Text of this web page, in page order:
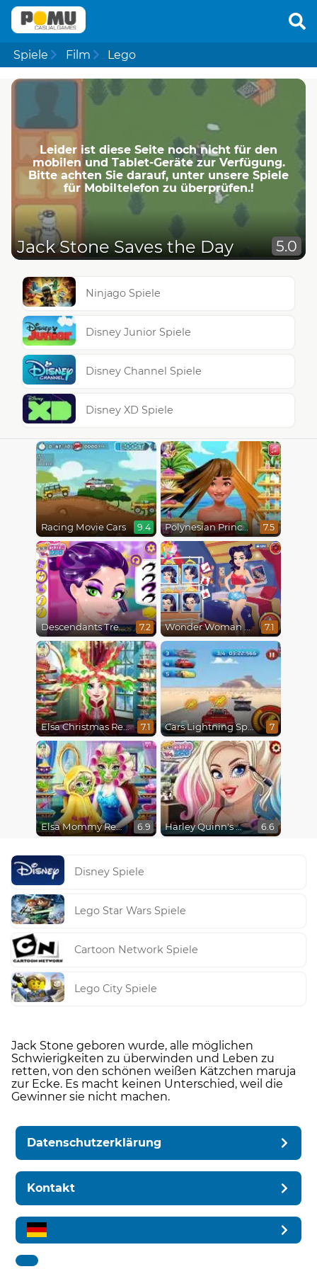
Spiele Film Lego
Leider ist diese Seite noch nicht für den
mobilen und Tablet-Geräte zur Verfügung.
Bitte achten Sie darauf, unter unsere Spiele
für Mobiltelefon zu überprüfen.!
Jack Stone Saves the Day 5.0
Ninjago Spiele
Disney Junior Spiele
Disney Channel Spiele
Disney XD Spiele
Racing Movie Cars 9.4 Polynesian Princess Real Haircuts 7.5
Descendants Trendsetters 7.2 Wonder Woman Fashion Event 7.1
Elsa Christmas Real Haircuts 7.1 Cars Lightning Speed 7
Elsa Mommy Real Makeover 6.9 Harley Quinn's Modern Makeover 6.6
Disney Spiele
Lego Star Wars Spiele
Cartoon Network Spiele
Lego City Spiele
Jack Stone geboren wurde, alle möglichen
Schwierigkeiten zu überwinden und Leben zu
retten, von den schönen weißen Kätzchen maruja
zur Ecke. Es macht keinen Unterschied, weil die
Gewinner sie nicht machen.
Datenschutzerklärung
Kontakt